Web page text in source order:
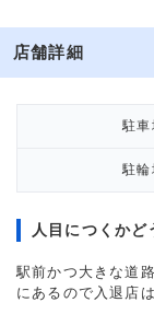
店舗詳細
駐車
駐輪
人目につくかど
駅前かつ大きな道
にあるので入退店